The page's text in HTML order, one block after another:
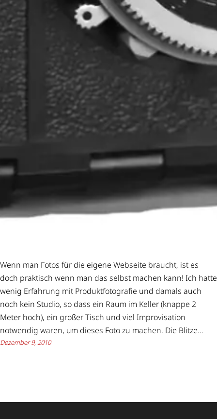
Wenn man Fotos für die eigene Webseite braucht, ist es
doch praktisch wenn man das selbst machen kann! Ich hatte
wenig Erfahrung mit Produktfotografie und damals auch
noch kein Studio, so dass ein Raum im Keller (knappe 2
Meter hoch), ein großer Tisch und viel Improvisation
notwendig waren, um dieses Foto zu machen. Die Blitze…
Dezember 9, 2010